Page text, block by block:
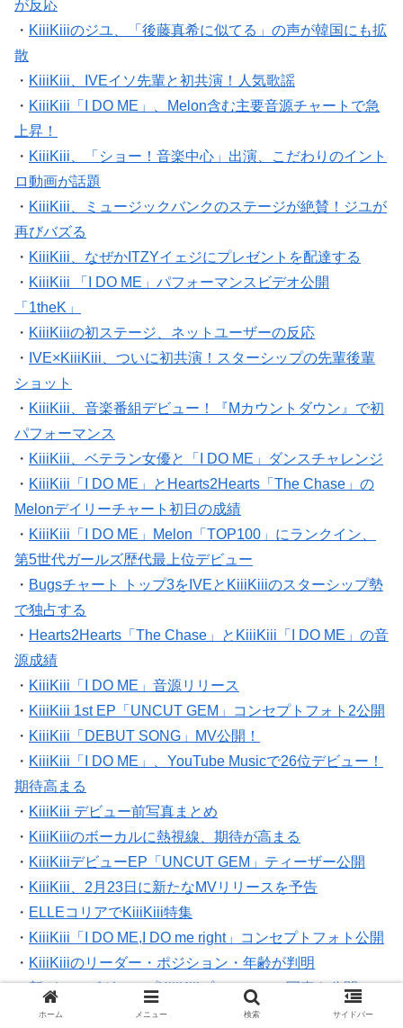
が反応
・ KiiiKiiiのジユ、「後藤真希に似てる」の声が韓国にも拡
散
・ KiiiKiii、IVEイソ先輩と初共演！人気歌謡
・ KiiiKiii「I DO ME」、Melon含む主要音源チャートで急
上昇！
・ KiiiKiii、「ショー！音楽中心」出演、こだわりのイント
ロ動画が話題
・ KiiiKiii、ミュージックバンクのステージが絶賛！ジユが
再びバズる
・ KiiiKiii、なぜかITZYイェジにプレゼントを配達する
・ KiiiKiii 「I DO ME」パフォーマンスビデオ公開
「1theK」
・ KiiiKiiiの初ステージ、ネットユーザーの反応
・ IVE×KiiiKiii、ついに初共演！スターシップの先輩後輩
ショット
・ KiiiKiii、音楽番組デビュー！『Mカウントダウン』で初
パフォーマンス
・ KiiiKiii、ベテラン女優と「I DO ME」ダンスチャレンジ
・ KiiiKiii「I DO ME」とHearts2Hearts「The Chase」の
Melonデイリーチャート初日の成績
・ KiiiKiii「I DO ME」Melon「TOP100」にランクイン、
第5世代ガールズ歴代最上位デビュー
・ Bugsチャート トップ3をIVEとKiiiKiiiのスターシップ勢
で独占する
・ Hearts2Hearts「The Chase」とKiiiKiii「I DO ME」の音
源成績
・ KiiiKiii「I DO ME」音源リリース
・ KiiiKiii 1st EP「UNCUT GEM」コンセプトフォト2公開
・ KiiiKiii「DEBUT SONG」MV公開！
・ KiiiKiii「I DO ME」、YouTube Musicで26位デビュー！
期待高まる
・ KiiiKiii デビュー前写真まとめ
・ KiiiKiiiのボーカルに熱視線、期待が高まる
・ KiiiKiiiデビューEP「UNCUT GEM」ティーザー公開
・ KiiiKiii、2月23日に新たなMVリリースを予告
・ ELLEコリアでKiiiKiii特集
・ KiiiKiii「I DO ME,I DO me right」コンセプトフォト公開
・ KiiiKiiiのリーダー・ポジション・年齢が判明
・新ガールズグループKiiiKiiiプロフィール写真を公開
KiiiKiiiジユの個性派ショートが話題
ホーム メニュー 検索 サイドバー